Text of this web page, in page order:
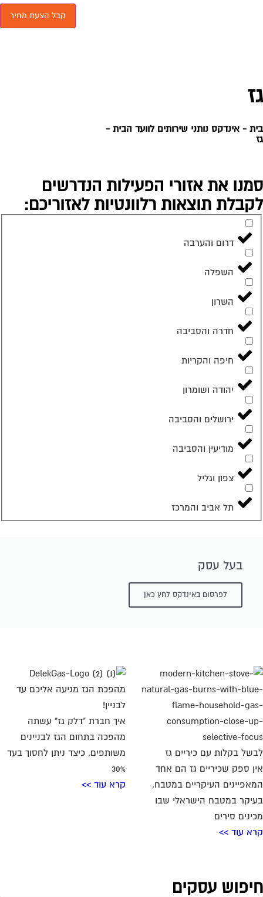
-אינדקס נותני שירותים לוועד הבית-
את אזורי הפעילות הנדרשים
תוצאות רלוונטיות לאזוריכם:
דרום והערבה
השפלה
השרון
חדרה והסביבה
חיפה והקריות
יהודה ושומרון
ירושלים והסביבה
מודיעין והסביבה
צפון וגליל
תל אביב והמרכז
בעל עסק
לפרסום באינדקס לחץ כאן
בקלות עם כיריים גז
ספק שכיריים גז הם אחד
העיקריים במטבח,
במטבח הישראלי שבו
סירים
עוד >>
מהפכת הגז מגיעה אליכם עד
לבניין!
איך חברת "דלק גז" עשתה
מהפכה בתחום הגז לבניינים
משותפים, כיצד ניתן לחסוך בעד
30%
קרא עוד >>
עסקים